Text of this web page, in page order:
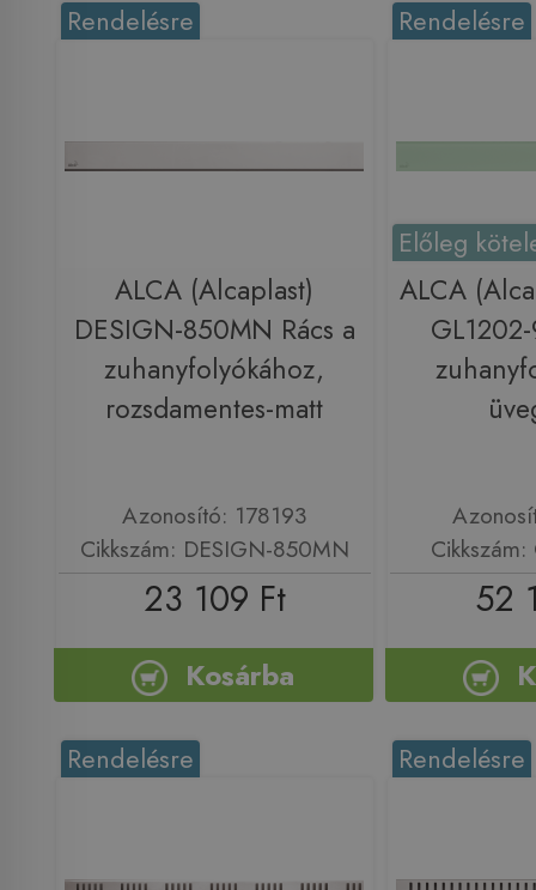
Rendelésre
ALCA (Alcaplast)
DESIGN-850MN Rács a
zuhanyfolyókához,
rozsdamentes-matt
Azonosító: 178193
Cikkszám: DESIGN-850MN
23 109 Ft
Kosárba
Rendelésre
Előleg
ALCA
52
Rendelésre Rendelésre